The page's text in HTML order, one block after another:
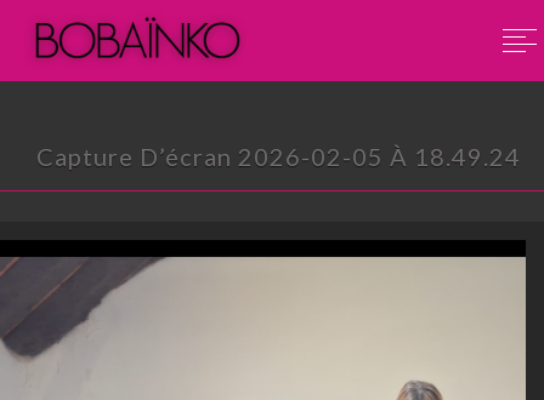
Capture D’écran 2026-02-05 À 18.49.24